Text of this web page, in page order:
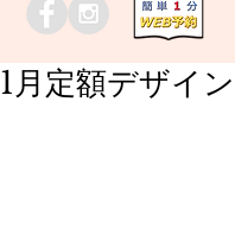
1月定額デザイ